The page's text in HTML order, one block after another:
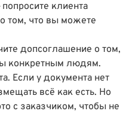
клиента
том, что вы можете
допсоглашение о том,
конкретным людям.
Если у документа нет
всё как есть. Но
с заказчиком, чтобы не